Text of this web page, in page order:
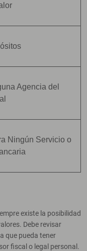
Agencia del
Ningún Servicio o
existe la posibilidad
Debe revisar
que pueda tener
fiscal o legal personal.